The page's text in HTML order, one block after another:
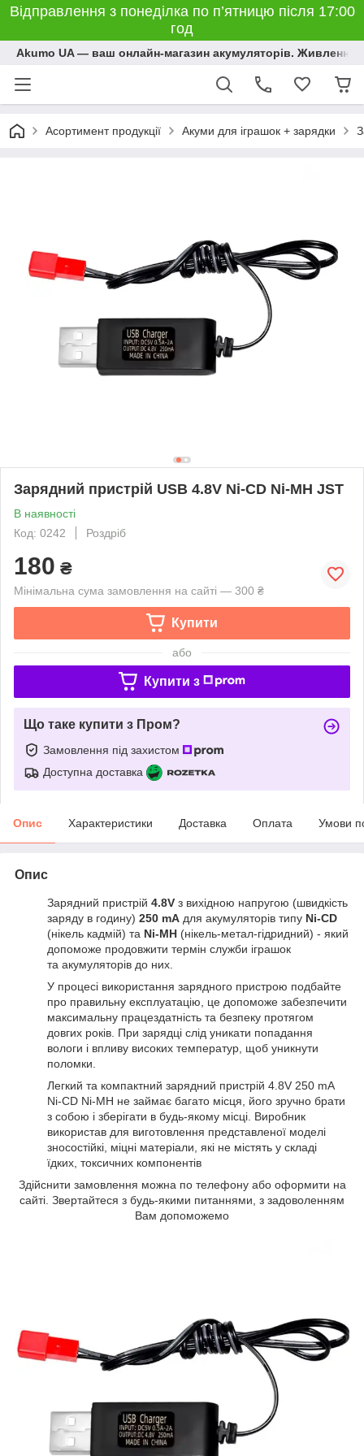
Відправлення з понеділка по п’ятницю після 17:00
год
Akumo UA — ваш онлайн-магазин акумуляторів. Живлення,
Асортимент продукції Акуми для іграшок + зарядки
Зарядний пристрій USB 4.8V Ni-CD Ni-MH JST
В наявності
Код: 0242
Роздріб
180 ₴
Мінімальна сума замовлення на сайті — 300 ₴
Купити
або
Купити з
Що таке купити з Пром?
Замовлення під захистом
Доступна доставка
Опис Характеристики Доставка Оплата Умови
Опис
Зарядний пристрій 4.8V з вихідною напругою (швидкість
заряду в годину) 250 mA для акумуляторів типу Ni-CD
(нікель кадмій) та Ni-MH (нікель-метал-гідридний) - який
допоможе продовжити термін служби іграшок
та акумуляторів до них.
У процесі використання зарядного пристрою подбайте
про правильну експлуатацію, це допоможе забезпечити
максимальну працездатність та безпеку протягом
довгих років. При зарядці слід уникати попадання
вологи і впливу високих температур, щоб уникнути
поломки.
Легкий та компактний зарядний пристрій 4.8V 250 mA
Ni-CD Ni-MH не займає багато місця, його зручно брати
з собою і зберігати в будь-якому місці. Виробник
використав для виготовлення представленої моделі
зносостійкі, міцні матеріали, які не містять у складі
їдких, токсичних компонентів
Здійснити замовлення можна по телефону або оформити на
сайті. Звертайтеся з будь-якими питаннями, з задоволенням
Вам допоможемо